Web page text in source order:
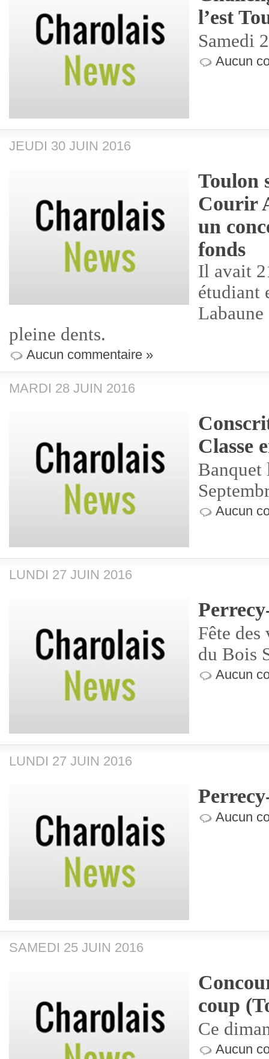
l’est
Samedi
Aucun
JEUDI 30 JUIN 2016
Toulon
Courir
un
fonds
Il avait
étudiant
pleine dents.
Aucun commentaire »
MARDI 28 JUIN 2016
Classe
Banquet
Aucun
LUNDI 27 JUIN 2016
Fête
du Bois
Aucun
LUNDI 27 JUIN 2016
Aucun
SAMEDI 25 JUIN 2016
coup
Ce
Aucun